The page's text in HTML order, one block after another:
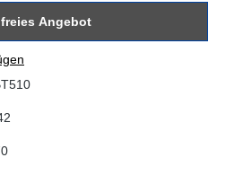
Angebot